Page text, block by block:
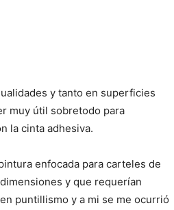
y tanto en superficies
muy útil sobretodo para
la cinta adhesiva.
enfocada para carteles de
y que requerían
puntillismo y a mi se me ocurrió